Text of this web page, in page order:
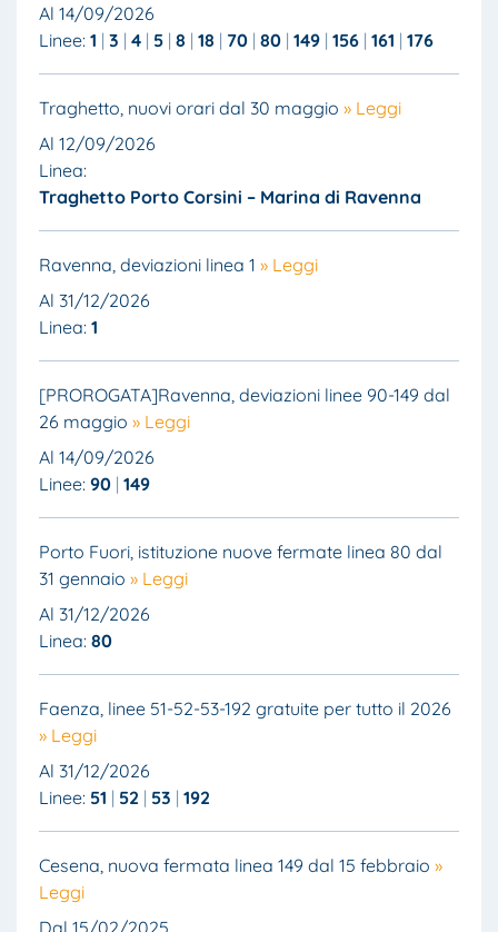
Al 14/09/2026
Linee: 1 3 4 5 8 18 70 80 149 156 161 176
Traghetto, nuovi orari dal 30 maggio » Leggi
Al 12/09/2026
Linea:
Traghetto Porto Corsini – Marina di Ravenna
Ravenna, deviazioni linea 1 » Leggi
Al 31/12/2026
Linea: 1
[PROROGATA]Ravenna, deviazioni linee 90-149 dal
26 maggio » Leggi
Al 14/09/2026
Linee: 90 149
Porto Fuori, istituzione nuove fermate linea 80 dal
31 gennaio » Leggi
Al 31/12/2026
Linea: 80
Faenza, linee 51-52-53-192 gratuite per tutto il 2026
» Leggi
Al 31/12/2026
Linee: 51 52 53 192
Cesena, nuova fermata linea 149 dal 15 febbraio »
Leggi
Dal 15/02/2025